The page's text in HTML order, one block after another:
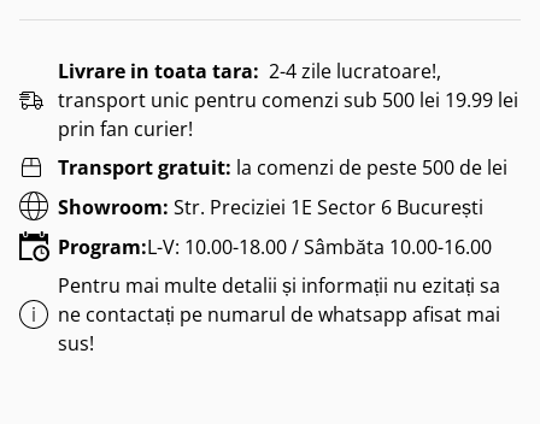
Livrare in toata tara: 2-4 zile lucratoare!,
transport unic pentru comenzi sub 500 lei 19.99 lei
prin fan curier!
Transport gratuit: la comenzi de peste 500 de lei
Showroom: Str. Preciziei 1E Sector 6 București
Program:L-V: 10.00-18.00 / Sâmbăta 10.00-16.00
Pentru mai multe detalii și informații nu ezitați sa
ne contactați pe numarul de whatsapp afisat mai
sus!